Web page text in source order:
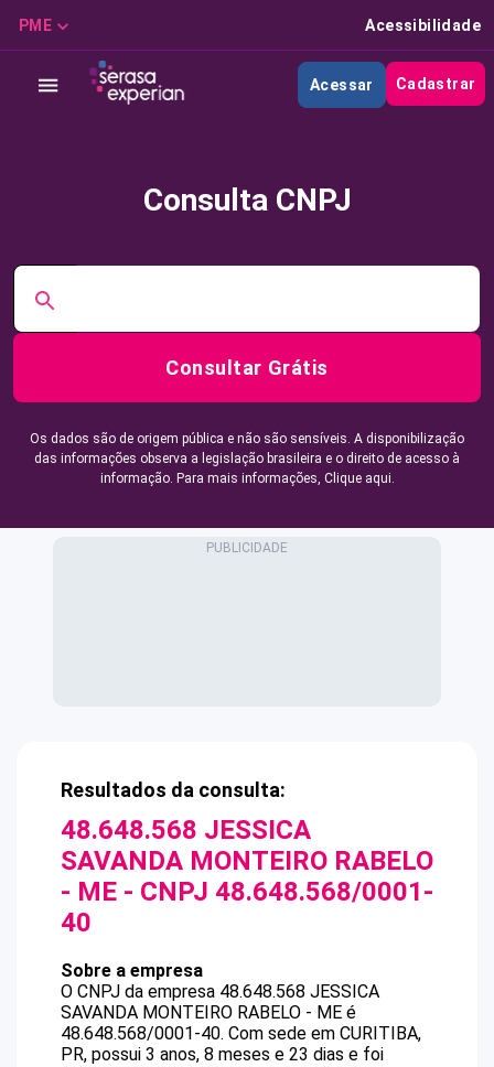
PME Acessibilidade
Acessar Cadastrar
Consulta CNPJ
Consultar Grátis
Os dados são de origem pública e não são sensíveis. A disponibilização
das informações observa a legislação brasileira e o direito de acesso à
informação. Para mais informações, Clique aqui.
Resultados da consulta:
48.648.568 JESSICA
SAVANDA MONTEIRO RABELO
- ME - CNPJ 48.648.568/0001-
40
Sobre a empresa
O CNPJ da empresa 48.648.568 JESSICA
SAVANDA MONTEIRO RABELO - ME é
48.648.568/0001-40. Com sede em CURITIBA,
PR, possui 3 anos, 8 meses e 23 dias e foi